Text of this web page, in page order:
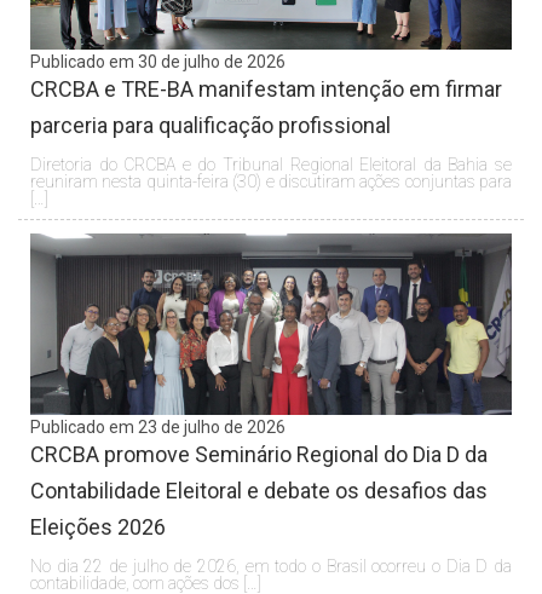
Publicado em 30 de julho de 2026
CRCBA e TRE-BA manifestam intenção em firmar
parceria para qualificação profissional
Diretoria do CRCBA e do Tribunal Regional Eleitoral da Bahia se
reuniram nesta quinta-feira (30) e discutiram ações conjuntas para
Publicado em 23 de julho de 2026
CRCBA promove Seminário Regional do Dia D da
Contabilidade Eleitoral e debate os desafios das
Eleições 2026
No dia 22 de julho de 2026, em todo o Brasil ocorreu o Dia D da
contabilidade, com ações dos […]